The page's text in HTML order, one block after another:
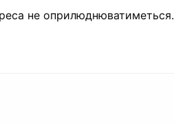
не оприлюднюватиметься.